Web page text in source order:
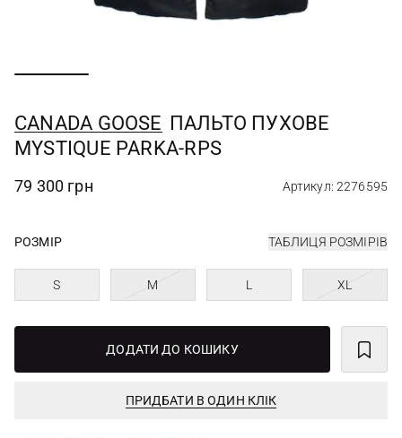
CANADA GOOSE ПАЛЬТО ПУХОВЕ
MYSTIQUE PARKA-RPS
79 300 грн Артикул: 2276595
РОЗМІР ТАБЛИЦЯ РОЗМІРІВ
S M L XL
ДОДАТИ ДО КОШИКУ
ПРИДБАТИ В ОДИН КЛІК